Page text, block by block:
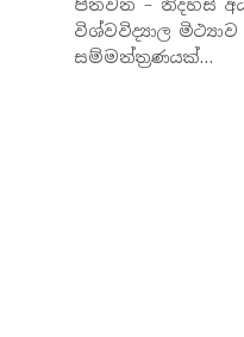
පිනවන – නිදහස්
විශ්වවිද්‍යාල
සම්මන්ත්‍රණයක්…